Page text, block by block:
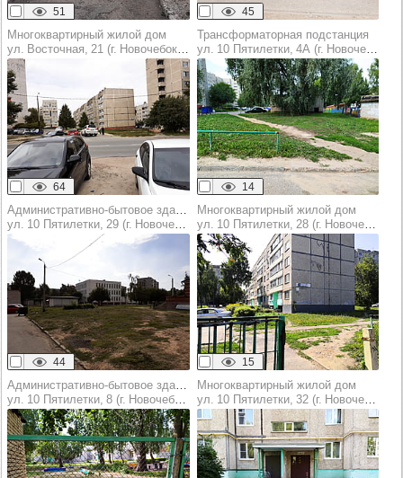
51 45
Многоквартирный жилой дом
ул. Восточная, 21 (г. Новочебоксарск)
64
Трансформаторная подстанция
ул. 10 Пятилетки, 4А (г. Новочебоксарск)
14
ул. 10 Пятилетки, 29 (г. Новочебоксарск)
44
Многоквартирный жилой дом
ул. 10 Пятилетки, 28 (г. Новочебоксарск)
15
ул. 10 Пятилетки, 8 (г. Новочебоксарск)
Многоквартирный жилой дом
ул. 10 Пятилетки, 32 (г. Новочебоксарск)